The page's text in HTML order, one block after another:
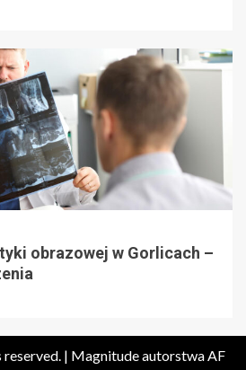
obrazowej w Gorlicach –
| Magnitudeautorstwa AF